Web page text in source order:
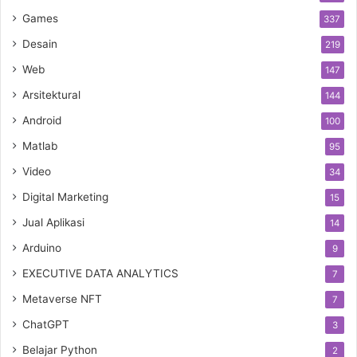
Games 337
Desain 219
Web 147
Arsitektural 144
Android 100
Matlab 95
Video 34
Digital Marketing 15
Jual Aplikasi 14
Arduino 9
EXECUTIVE DATA ANALYTICS 7
Metaverse NFT 7
ChatGPT 3
Belajar Python 2